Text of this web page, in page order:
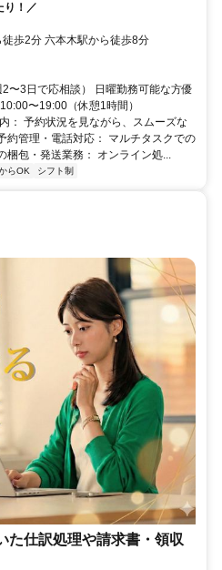
り！／
アクセス: 六本木一丁目駅から徒歩2分 六本木駅から徒歩8分
〜3日で応相談） 日曜勤務可能な方優
〜19:00（休憩1時間）
： 予約状況を見ながら、スムーズな
約管理・電話対応： マルチタスクでの
梱包・発送業務： オンライン処...
らOK シフト制
た仕訳処理や請求書・領収